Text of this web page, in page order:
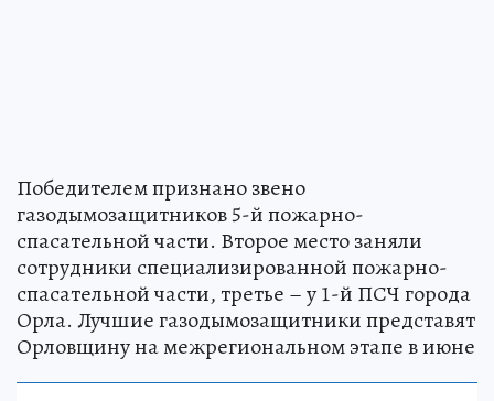
Победителем признано звено
газодымозащитников 5-й пожарно-
спасательной части. Второе место заняли
сотрудники специализированной пожарно-
спасательной части, третье – у 1-й ПСЧ города
Орла. Лучшие газодымозащитники представят
Орловщину на межрегиональном этапе в июне